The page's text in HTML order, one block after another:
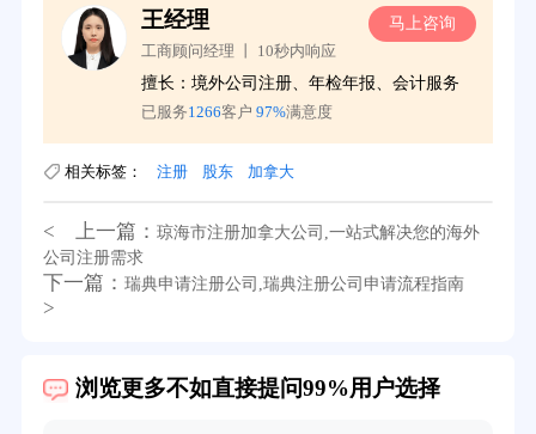
王经理
工商顾问经理 丨 10秒内响应
擅长：境外公司注册、年检年报、会计服务
已服务1266客户 97%满意度
马上咨询
相关标签： 注册 股东 加拿大
< 上一篇： 琼海市注册加拿大公司,一站式解决您的海外
公司注册需求
下一篇： 瑞典申请注册公司,瑞典注册公司申请流程指南
>
浏览更多不如直接提问99%用户选择
3分钟前用户提问：注册新加坡公司要求？